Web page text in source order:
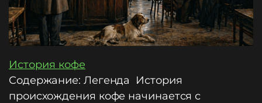
История кофе
Содержание: Легенда История
происхождения кофе начинается с